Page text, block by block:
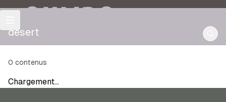
OULIPO
désert
0 contenus
Chargement…